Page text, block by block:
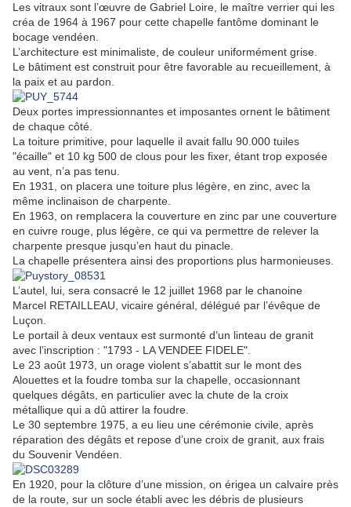
Les vitraux sont l’œuvre de Gabriel Loire, le maître verrier qui les
créa de 1964 à 1967 pour cette chapelle fantôme dominant le
bocage vendéen.
L’architecture est minimaliste, de couleur uniformément grise.
Le bâtiment est construit pour être favorable au recueillement, à
la paix et au pardon.
Deux portes impressionnantes et imposantes ornent le bâtiment
de chaque côté.
La toiture primitive, pour laquelle il avait fallu 90.000 tuiles
"écaille" et 10 kg 500 de clous pour les fixer, étant trop exposée
au vent, n’a pas tenu.
En 1931, on placera une toiture plus légère, en zinc, avec la
même inclinaison de charpente.
En 1963, on remplacera la couverture en zinc par une couverture
en cuivre rouge, plus légère, ce qui va permettre de relever la
charpente presque jusqu’en haut du pinacle.
La chapelle présentera ainsi des proportions plus harmonieuses.
L’autel, lui, sera consacré le 12 juillet 1968 par le chanoine
Marcel RETAILLEAU, vicaire général, délégué par l’évêque de
Luçon.
Le portail à deux ventaux est surmonté d’un linteau de granit
avec l’inscription : "1793 - LA VENDEE FIDELE".
Le 23 août 1973, un orage violent s’abattit sur le mont des
Alouettes et la foudre tomba sur la chapelle, occasionnant
quelques dégâts, en particulier avec la chute de la croix
métallique qui a dû attirer la foudre.
Le 30 septembre 1975, a eu lieu une cérémonie civile, après
réparation des dégâts et repose d’une croix de granit, aux frais
du Souvenir Vendéen.
En 1920, pour la clôture d’une mission, on érigea un calvaire près
de la route, sur un socle établi avec les débris de plusieurs